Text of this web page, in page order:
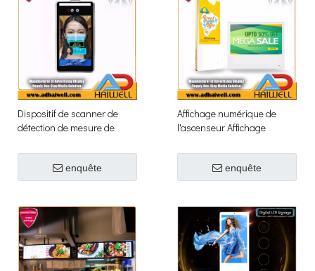
Dispositif de scanner de
détection de mesure de
contrôle d'accès de
reconnaissance des visages
enquête
Affichage numérique de
l'ascenseur Affichage
publicité LCD
enquête